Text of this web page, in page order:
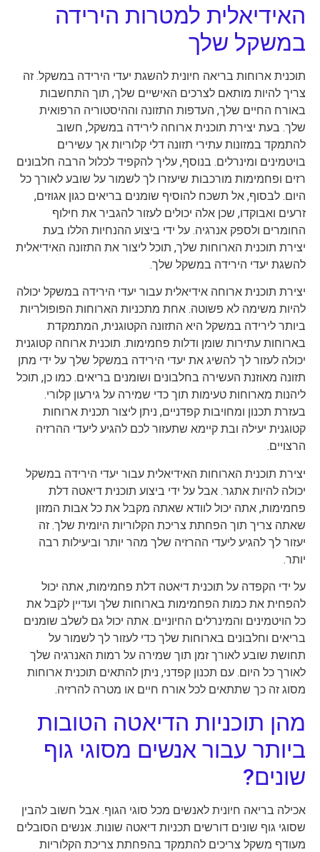
האידיאלית למטרות הירידה
במשקל שלך
תוכנית ארוחות בריאה חיונית להשגת יעדי הירידה במשקל. זה
צריך להיות מותאם לצרכים האישיים שלך, תוך התחשבות
באורח החיים שלך, העדפות התזונה וההיסטוריה הרפואית
שלך. בעת יצירת תוכנית ארוחה לירידה במשקל, חשוב
להתמקד במזונות עתירי תזונה דלי קלוריות אך עשירים
בויטמינים ומינרלים. בנוסף, עליך להקפיד לכלול הרבה חלבונים
רזים ופחמימות מורכבות שיעזרו לך לשמור על שובע לאורך כל
היום. לבסוף, אל תשכח להוסיף שומנים בריאים כגון אגוזים,
זרעים ואבוקדו, שכן אלה יכולים לעזור להגביר את חילוף
החומרים ולספק אנרגיה. על ידי ביצוע ההנחיות הללו בעת
יצירת תוכנית הארוחות שלך, תוכל ליצור את התזונה האידיאלית
להשגת יעדי הירידה במשקל שלך.
יצירת תוכנית ארוחה אידיאלית עבור יעדי הירידה במשקל יכולה
להיות משימה לא פשוטה. אחת מתכניות הארוחות הפופולריות
ביותר לירידה במשקל היא התזונה הקטוגנית, המתמקדת
בארוחות עתירות שומן ודלות פחמימות. תוכנית ארוחה קטוגנית
יכולה לעזור לך להשיג את יעדי הירידה במשקל שלך על ידי מתן
תזונה מאוזנת העשירה בחלבונים ושומנים בריאים. כמו כן, תוכל
ליהנות מארוחות טעימות תוך כדי שמירה על גירעון קלורי.
בעזרת תכנון ומחויבות קפדניים, ניתן ליצור תכנית ארוחות
קטוגנית יעילה ובת קיימא שתעזור לכם להגיע ליעדי ההרזיה
הרצויים.
יצירת תוכנית הארוחות האידיאלית עבור יעדי הירידה במשקל
יכולה להיות אתגר. אבל על ידי ביצוע תוכנית דיאטה דלת
פחמימות, אתה יכול לוודא שאתה מקבל את כל אבות המזון
שאתה צריך תוך הפחתת צריכת הקלוריות היומית שלך. זה
יעזור לך להגיע ליעדי ההרזיה שלך מהר יותר וביעילות רבה
יותר.
על ידי הקפדה על תוכנית דיאטה דלת פחמימות, אתה יכול
להפחית את כמות הפחמימות בארוחות שלך ועדיין לקבל את
כל הויטמינים והמינרלים החיוניים. אתה יכול גם לשלב שומנים
בריאים וחלבונים בארוחות שלך כדי לעזור לך לשמור על
תחושת שובע לאורך זמן תוך שמירה על רמות האנרגיה שלך
לאורך כל היום. עם תכנון קפדני, ניתן להתאים תוכנית ארוחות
מסוג זה כך שתתאים לכל אורח חיים או מטרה להרזיה.
מהן תוכניות הדיאטה הטובות
ביותר עבור אנשים מסוגי גוף
שונים?
אכילה בריאה חיונית לאנשים מכל סוגי הגוף. אבל חשוב להבין
שסוגי גוף שונים דורשים תכניות דיאטה שונות. אנשים הסובלים
מעודף משקל צריכים להתמקד בהפחתת צריכת הקלוריות